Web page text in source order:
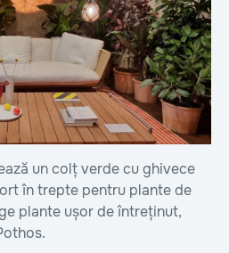
un colț verde cu ghivece
în trepte pentru plante de
plante ușor de întreținut,